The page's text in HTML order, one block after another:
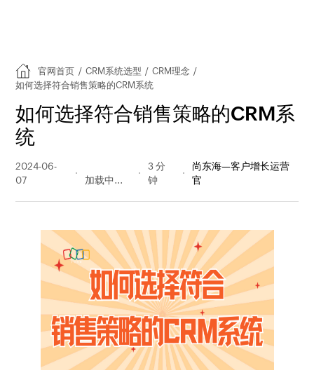
官网首页 / CRM系统选型 / CRM理念 /
如何选择符合销售策略的CRM系统
如何选择符合销售策略的CRM系
统
2024-06-
07
量
3 分
钟
尚东海—客户增长运营
官